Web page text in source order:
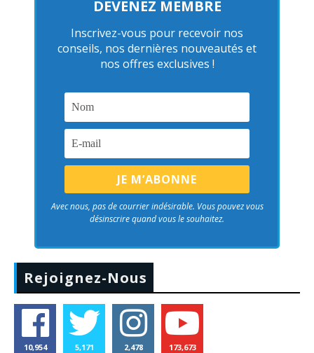
DEVENEZ MEMBRE
Inscrivez-vous pour recevoir nos
conseils, nos dernières nouveautés et
nos offres exclusives !
Avec nous, pas de courrier indésirable. Vous pouvez vous
désinscrire quand vous le souhaitez.
Rejoignez-Nous
10,954 5,171 2,478 173,673